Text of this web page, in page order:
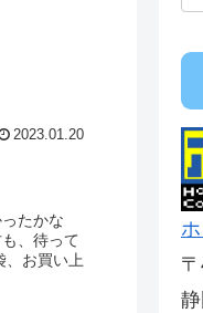
2023.01.20
たかな
、待って
、お買い上